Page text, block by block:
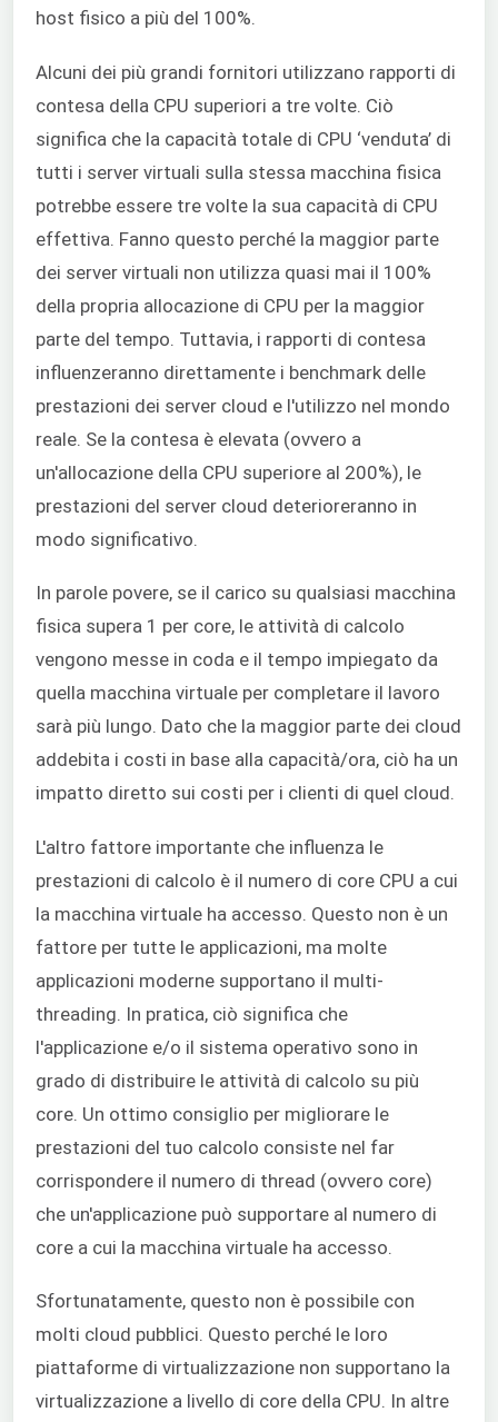
host fisico a più del 100%.
Alcuni dei più grandi fornitori utilizzano rapporti di
contesa della CPU superiori a tre volte. Ciò
significa che la capacità totale di CPU ‘venduta’ di
tutti i server virtuali sulla stessa macchina fisica
potrebbe essere tre volte la sua capacità di CPU
effettiva. Fanno questo perché la maggior parte
dei server virtuali non utilizza quasi mai il 100%
della propria allocazione di CPU per la maggior
parte del tempo. Tuttavia, i rapporti di contesa
influenzeranno direttamente i benchmark delle
prestazioni dei server cloud e l'utilizzo nel mondo
reale. Se la contesa è elevata (ovvero a
un'allocazione della CPU superiore al 200%), le
prestazioni del server cloud deterioreranno in
modo significativo.
In parole povere, se il carico su qualsiasi macchina
fisica supera 1 per core, le attività di calcolo
vengono messe in coda e il tempo impiegato da
quella macchina virtuale per completare il lavoro
sarà più lungo. Dato che la maggior parte dei cloud
addebita i costi in base alla capacità/ora, ciò ha un
impatto diretto sui costi per i clienti di quel cloud.
L'altro fattore importante che influenza le
prestazioni di calcolo è il numero di core CPU a cui
la macchina virtuale ha accesso. Questo non è un
fattore per tutte le applicazioni, ma molte
applicazioni moderne supportano il multi-
threading. In pratica, ciò significa che
l'applicazione e/o il sistema operativo sono in
grado di distribuire le attività di calcolo su più
core. Un ottimo consiglio per migliorare le
prestazioni del tuo calcolo consiste nel far
corrispondere il numero di thread (ovvero core)
che un'applicazione può supportare al numero di
core a cui la macchina virtuale ha accesso.
Sfortunatamente, questo non è possibile con
molti cloud pubblici. Questo perché le loro
piattaforme di virtualizzazione non supportano la
virtualizzazione a livello di core della CPU. In altre